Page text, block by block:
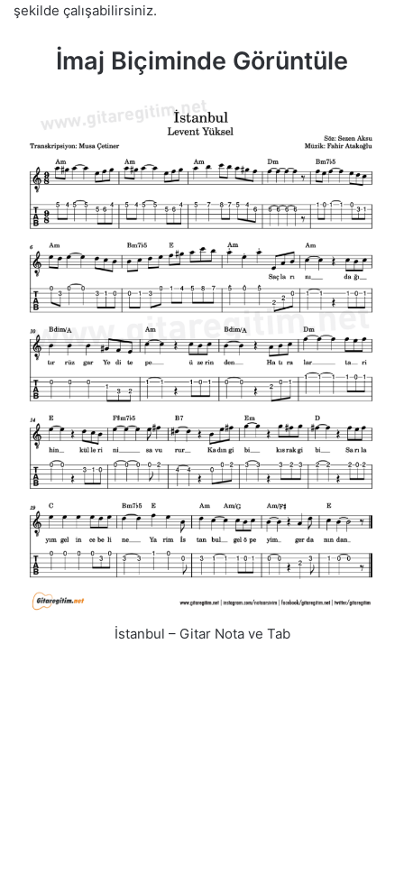
şekilde çalışabilirsiniz.
İmaj Biçiminde Görüntüle
İstanbul – Gitar Nota ve Tab